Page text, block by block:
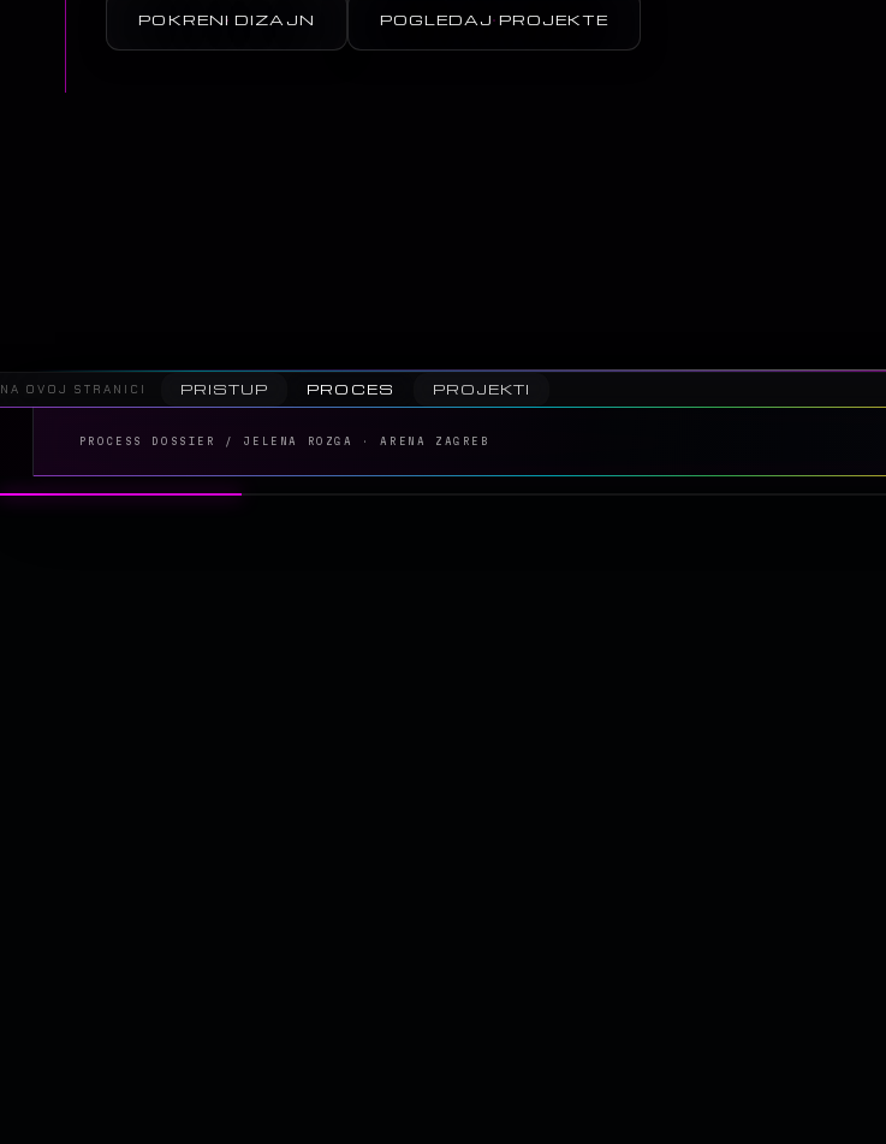
POKRENI DIZAJN POGLEDAJ PROJEKTE
NA OVOJ STRANICI PRISTUP PROCES PROJEKTI
PROCESS DOSSIER / JELENA ROZGA · ARENA ZAGREB